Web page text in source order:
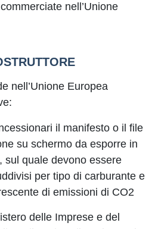
nell’Unione
nell’Unione Europea
il manifesto o il file
su schermo da esporre in
sul quale devono essere
per tipo di carburante e
di emissioni di CO2
delle Imprese e del